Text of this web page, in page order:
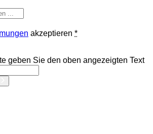
akzeptieren *
geben Sie den oben angezeigten Text